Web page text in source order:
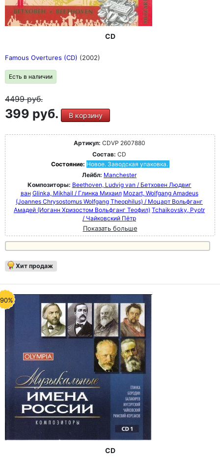
CD
Famous Overtures (CD) (2002)
Есть в наличии
4499руб.
399 руб. В корзину
Артикул: CDVP 2607880
Состав: CD
Состояние: Новое. Заводская упаковка.
Лейбл: Manchester
Композиторы: Beethoven, Ludvig van / Бетховен Людвиг
ван Glinka, Mikhail / Глинка Михаил Mozart, Wolfgang Amadeus
(Joannes Chrysostomus Wolfgang Theophilus) / Моцарт Вольфганг
Амадей (Иоганн Хризостом Вольфганг Теофил) Tchaikovsky, Pyotr
/ Чайковский Пётр
Показать больше
Хит продаж
CD